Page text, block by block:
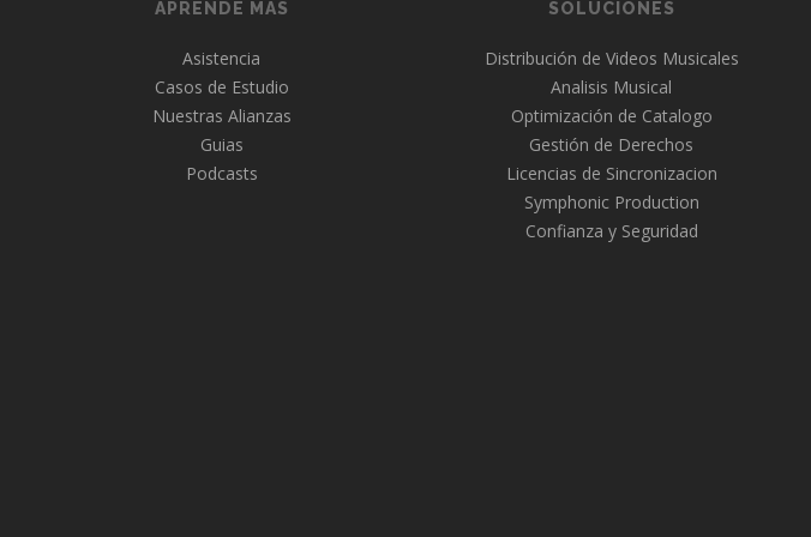
APRENDE MAS
Asistencia
Casos de Estudio
Nuestras Alianzas
Guias
Podcasts
SOLUCIONES
Distribución de Videos Musicales
Analisis Musical
Optimización de Catalogo
Gestión de Derechos
Licencias de Sincronizacion
Symphonic Production
Confianza y Seguridad